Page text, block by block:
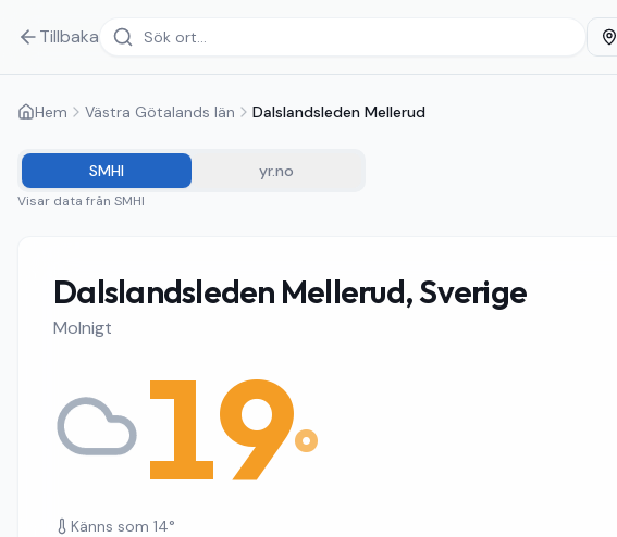
Tillbaka
Hem Västra Götalands län Dalslandsleden Mellerud
SMHI yr.no
Visar data från SMHI
Dalslandsleden Mellerud, Sverige
Molnigt
19°
Känns som 14°